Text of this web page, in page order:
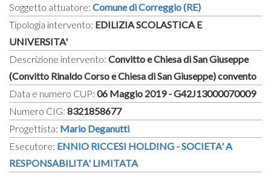
Soggetto attuatore: Comune di Correggio (RE)
Tipologia intervento: EDILIZIA SCOLASTICA E
UNIVERSITA'
Descrizione intervento: Convitto e Chiesa di San Giuseppe
(Convitto Rinaldo Corso e Chiesa di San Giuseppe) convento
Data e numero CUP: 06 Maggio 2019 - G42J13000070009
Numero CIG: 8321858677
Progettista: Mario Deganutti
Esecutore: ENNIO RICCESI HOLDING - SOCIETA' A
RESPONSABILITA' LIMITATA